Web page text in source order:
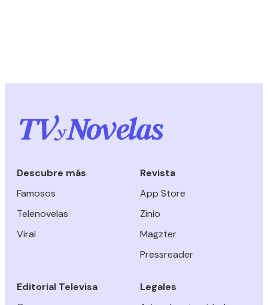
Descubre más
Famosos
Telenovelas
Viral
Revista
App Store
Zinio
Magzter
Pressreader
Editorial Televisa
Legales